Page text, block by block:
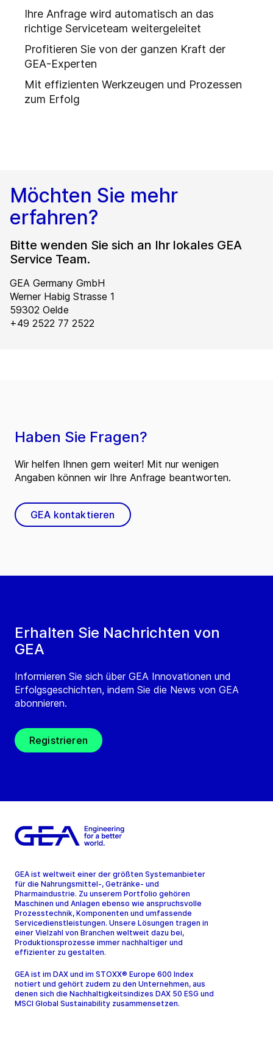
Ihre Anfrage wird automatisch an das
richtige Serviceteam weitergeleitet
Profitieren Sie von der ganzen Kraft der
GEA-Experten
Mit effizienten Werkzeugen und Prozessen
zum Erfolg
Möchten Sie mehr
erfahren?
Bitte wenden Sie sich an Ihr lokales GEA
Service Team.
GEA Germany GmbH
Werner Habig Strasse 1
59302 Oelde
+49 2522 77 2522
Erhalten Sie Nachrichten von
GEA
Informieren Sie sich über GEA Innovationen und
Erfolgsgeschichten, indem Sie die News von GEA
abonnieren.
Registrieren
Haben Sie Fragen?
Wir helfen Ihnen gern weiter! Mit nur wenigen
Angaben können wir Ihre Anfrage beantworten.
GEA kontaktieren
GEA ist weltweit einer der größten Systemanbieter
für die Nahrungsmittel-, Getränke- und
Pharmaindustrie. Zu unserem Portfolio gehören
Maschinen und Anlagen ebenso wie anspruchsvolle
Prozesstechnik, Komponenten und umfassende
Servicedienstleistungen. Unsere Lösungen tragen in
einer Vielzahl von Branchen weltweit dazu bei,
Produktionsprozesse immer nachhaltiger und
effizienter zu gestalten.
GEA ist im DAX und im STOXX® Europe 600 Index
notiert und gehört zudem zu den Unternehmen, aus
denen sich die Nachhaltigkeitsindizes DAX 50 ESG und
MSCI Global Sustainability zusammensetzen.